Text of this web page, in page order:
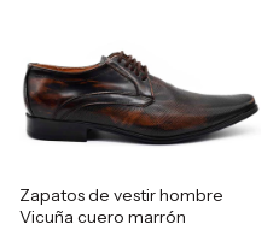
Zapatos de vestir hombre
Vicuña cuero marrón